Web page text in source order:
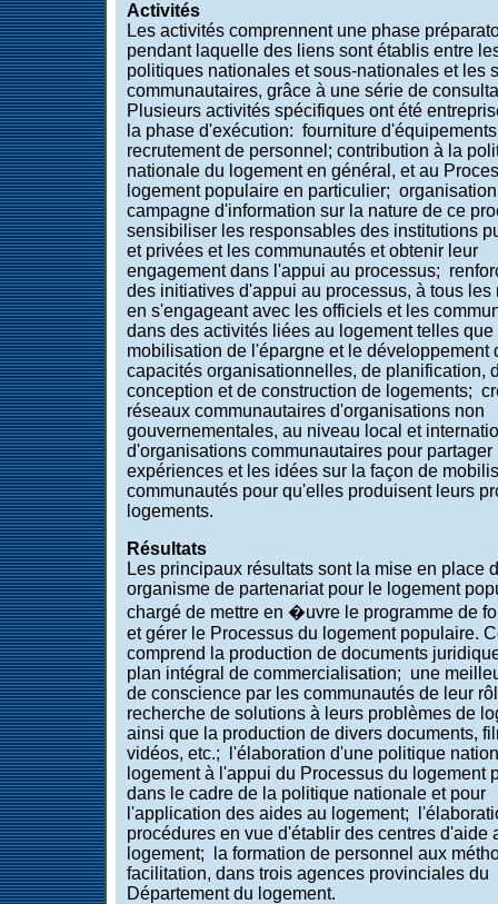
Activités
Les activités comprennent une phase
pendant laquelle des liens sont établis entre
politiques nationales et sous-nationales et les
communautaires, grâce à une série de
Plusieurs activités spécifiques ont été
la phase d'exécution: fourniture
recrutement de personnel; contribution à la
nationale du logement en général, et au
logement populaire en particulier;
campagne d'information sur la nature de ce
sensibiliser les responsables des institutions
et privées et les communautés et obtenir leur
engagement dans l'appui au processus;
des initiatives d'appui au processus, à tous les
en s'engageant avec les officiels et les
dans des activités liées au logement telles que
mobilisation de l'épargne et le développement
capacités organisationnelles, de planification,
conception et de construction de logements;
réseaux communautaires d'organisations non
gouvernementales, au niveau local et
d'organisations communautaires pour partager
expériences et les idées sur la façon de
communautés pour qu'elles produisent leurs
logements.
Résultats
Les principaux résultats sont la mise en place
organisme de partenariat pour le logement
chargé de mettre en �uvre le programme de
et gérer le Processus du logement populaire.
comprend la production de documents
plan intégral de commercialisation; une
de conscience par les communautés de leur
recherche de solutions à leurs problèmes de
ainsi que la production de divers documents,
vidéos, etc.; l'élaboration d'une politique
logement à l'appui du Processus du logement
dans le cadre de la politique nationale et pour
l'application des aides au logement;
procédures en vue d'établir des centres d'aide
logement; la formation de personnel aux
facilitation, dans trois agences provinciales du
Département du logement.